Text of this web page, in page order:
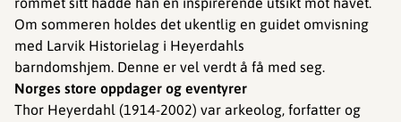
Om sommeren holdes det ukentlig en guidet omvisning
med Larvik Historielag i Heyerdahls
barndomshjem. Denne er vel verdt å få med seg.
Norges store oppdager og eventyrer
Thor Heyerdahl (1914-2002) var arkeolog, forfatter og